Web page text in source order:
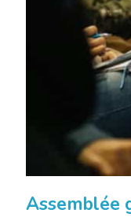
Assemblée